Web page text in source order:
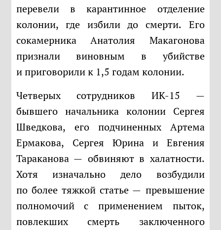
перевели в карантинное отделение
колонии, где избили до смерти. Его
сокамерника Анатолия Макагонова
признали виновным в убийстве
и приговорили к 1,5 годам колонии.
Четверых сотрудников ИК-15 —
бывшего начальника колонии Сергея
Шведкова, его подчиненных Артема
Ермакова, Сергея Юрина и Евгения
Тараканова — обвиняют в халатности.
Хотя изначально дело возбудили
по более тяжкой статье — превышение
полномочий с применением пыток,
повлекших смерть заключенного